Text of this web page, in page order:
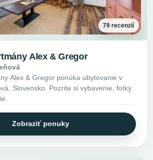
79 recenzií
Alex & Gregor
Alex & Gregor ponúka ubytovanie v
Slovensko. Pozrite si vybavenie, fotky
Zobraziť ponuky